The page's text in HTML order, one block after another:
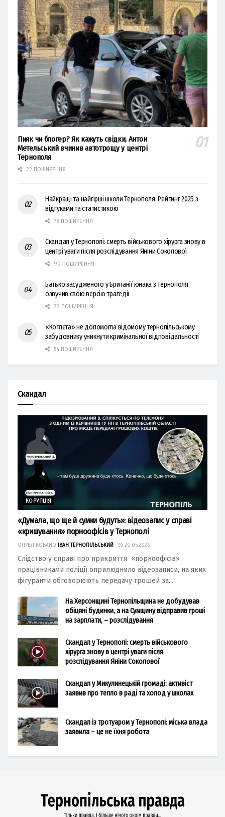
Пияк чи блогер? Як кажуть свідки, Антон
Метельський вчинив автотрощу у центрі
Тернополя
22 ПОШИРЕННЯ
Найкращі та найгірші школи Тернополя: Рейтинг 2025 з
відгуками та статистикою
78 ПОШИРЕННЯ
Скандал у Тернополі: смерть військового хірурга знову в
центрі уваги після розслідування Яніни Соколової
90 ПОШИРЕННЯ
Батько засудженого у Британії юнака з Тернополя
озвучив свою версію трагедії
32 ПОШИРЕННЯ
«Котлєта» не допомогла відомому тернопільському
забудовнику уникнути кримінальної відповідальності
54 ПОШИРЕННЯ
Скандал
КОРУПЦІЯ
«Думала, що ще й сумки будуть»: відеозапис у справі
«кришування» порноофісів у Тернополі
ОПУБЛІКОВАНО ІВАН ТЕРНОПІЛЬСЬКИЙ 20.05.2026
Слідство у справі про прикриття «порноофісів»
працівниками поліції оприлюднило відеозаписи, на яких
фігуранти обговорюють передачу грошей за...
На Херсонщині Тернопільщина не добудував
обіцяні будинки, а на Сумщину відправив гроші
на зарплати, – розслідування
Скандал у Тернополі: смерть військового
хірурга знову в центрі уваги після
розслідування Яніни Соколової
Скандал у Микулинецькій громаді: активіст
заявив про тепло в раді та холод у школах
Скандал із тротуаром у Тернополі: міська влада
заявила – це не їхня робота